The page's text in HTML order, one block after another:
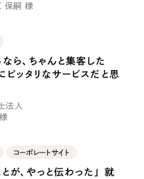
物） （90件）
支援）
保嗣 様
なら、ちゃんと集客した
ピッタリなサービスだと思
法人
コーポレートサイト
とが、やっと伝わった」 就